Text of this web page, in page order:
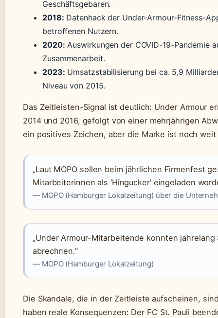
Geschäftsgebaren.
2018: Datenhack der Under-Armour-Fitness-
betroffenen Nutzern.
2020: Auswirkungen der COVID-19-Pandemie
Zusammenarbeit.
2023: Umsatzstabilisierung bei ca. 5,9
Niveau von 2015.
Das Zeitleisten-Signal ist deutlich: Under Armour
2014 und 2016, gefolgt von einer mehrjährigen
ein positives Zeichen, aber die Marke ist noch
„Laut MOPO sollen beim jährlichen Firmenfest
Mitarbeiterinnen als ‘Hingucker’ eingeladen
— MOPO (Hamburger Lokalzeitung) über die
„Under Armour-Mitarbeitende konnten
abrechnen.”
— MOPO (Hamburger Lokalzeitung)
Die Skandale, die in der Zeitleiste aufscheinen,
haben reale Konsequenzen: Der FC St. Pauli